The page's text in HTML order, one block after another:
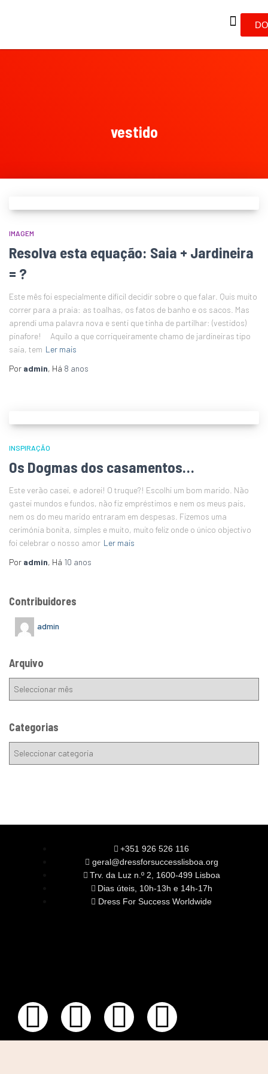
vestido
IMAGEM
Resolva esta equação: Saia + Jardineira
= ?
Este mês foi especialmente difícil decidir sobre o que falar. Quis muito
correr para a praia: as toalhas, os fatos de banho e os sacos. Mas
aprendi uma palavra nova e senti que tinha de partilhar: (vestidos)
pinafore! Aquilo a que corriqueiramente chamo de jardineiras tipo
saia, tem Ler mais
Por admin, Há 8 anos
INSPIRAÇÃO
Os Dogmas dos casamentos…
Este verão casei, e adorei! O truque?! Escolhi um bom marido. Não
gastei mundos e fundos, não fiz empréstimos e nem os meus pais,
nem os do meu marido entraram em despesas. Fizemos uma
cerimónia bonita, simples e muito, muito feliz onde o único objectivo
foi celebrar o nosso amor Ler mais
Por admin, Há 10 anos
Contribuidores
admin
Arquivo
Categorias
+351 926 526 116
geral@dressforsuccesslisboa.org
Trv. da Luz n.º 2, 1600-499 Lisboa
Dias úteis, 10h-13h e 14h-17h
Dress For Success Worldwide